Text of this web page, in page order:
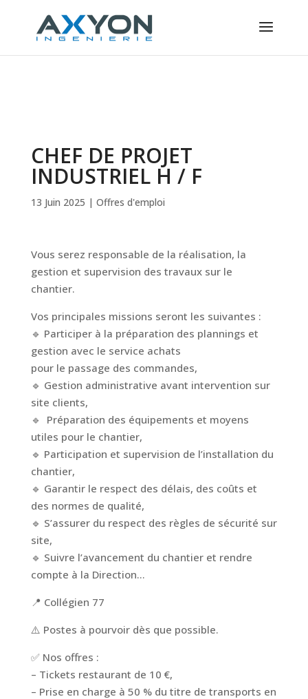
CHEF DE PROJET
INDUSTRIEL H / F
13 Juin 2025 | Offres d'emploi
Vous serez responsable de la réalisation, la
gestion et supervision des travaux sur le
chantier.
Vos principales missions seront les suivantes :
🔹 Participer à la préparation des plannings et
gestion avec le service achats
pour le passage des commandes,
🔹 Gestion administrative avant intervention sur
site clients,
🔹 Préparation des équipements et moyens
utiles pour le chantier,
🔹 Participation et supervision de l’installation du
chantier,
🔹 Garantir le respect des délais, des coûts et
des normes de qualité,
🔹 S’assurer du respect des règles de sécurité sur
site,
🔹 Suivre l’avancement du chantier et rendre
compte à la Direction…
📍 Collégien 77
⚠️ Postes à pourvoir dès que possible.
✅ Nos offres :
– Tickets restaurant de 10 €,
– Prise en charge à 50 % du titre de transports en